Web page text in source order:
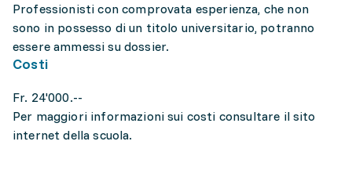
Professionisti con comprovata esperienza, che non
sono in possesso di un titolo universitario, potranno
essere ammessi su dossier.
Costi
Fr. 24'000.--
Per maggiori informazioni sui costi consultare il sito
internet della scuola.